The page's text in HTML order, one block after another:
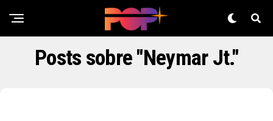
Posts sobre "Neymar Jt."